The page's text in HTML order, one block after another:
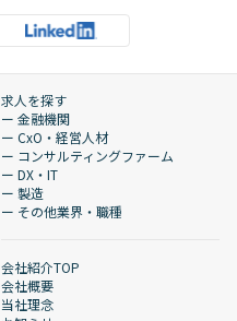
求人を探す
ー 金融機関
ー CxO・経営人材
ー コンサルティングファーム
ー DX・IT
ー 製造
ー その他業界・職種
会社紹介TOP
会社概要
当社理念